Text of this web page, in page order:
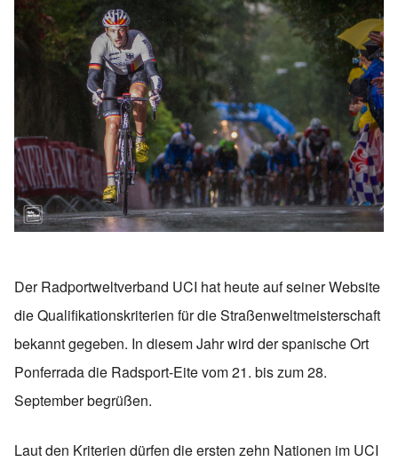
Der Radportweltverband UCI hat heute auf seiner Website
die Qualifikationskriterien für die Straßenweltmeisterschaft
bekannt gegeben. In diesem Jahr wird der spanische Ort
Ponferrada die Radsport-Eite vom 21. bis zum 28.
September begrüßen.
Laut den Kriterien dürfen die ersten zehn Nationen im UCI